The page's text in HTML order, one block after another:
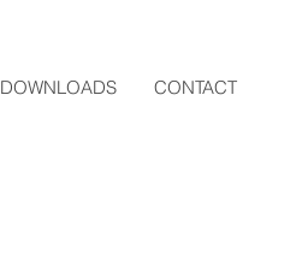
DOWNLOADS CONTACT